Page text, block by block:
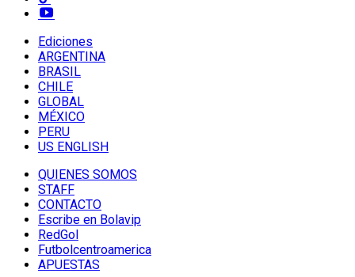
Ediciones
ARGENTINA
BRASIL
CHILE
GLOBAL
MÉXICO
PERU
US ENGLISH
QUIENES SOMOS
STAFF
CONTACTO
Escribe en Bolavip
RedGol
Futbolcentroamerica
APUESTAS